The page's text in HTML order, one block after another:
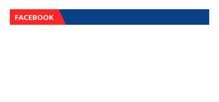
FACEBOOK